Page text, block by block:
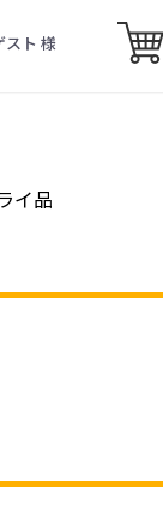
スト 様
イ品